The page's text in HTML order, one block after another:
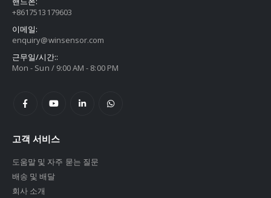
+8617513179603
이메일:
enquiry@winsensor.com
근무일/시간::
Mon - Sun / 9:00 AM - 8:00 PM
고객 서비스
도움말 및 자주 묻는 질문
배송 및 배달
회사 소개